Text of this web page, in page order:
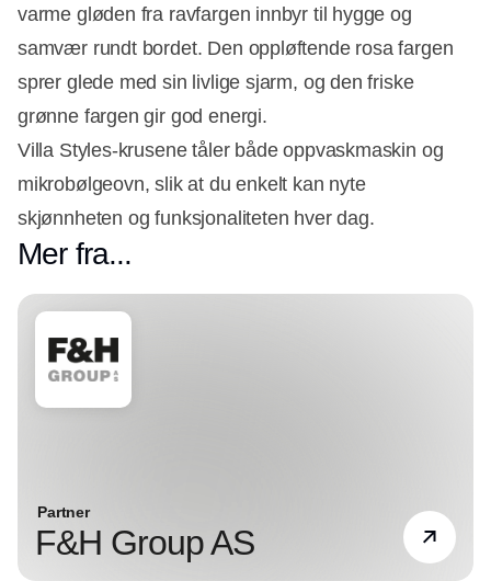
varme gløden fra ravfargen innbyr til hygge og
samvær rundt bordet. Den oppløftende rosa fargen
sprer glede med sin livlige sjarm, og den friske
grønne fargen gir god energi.
Villa Styles-krusene tåler både oppvaskmaskin og
mikrobølgeovn, slik at du enkelt kan nyte
skjønnheten og funksjonaliteten hver dag.
Mer fra...
Partner
F&H Group AS